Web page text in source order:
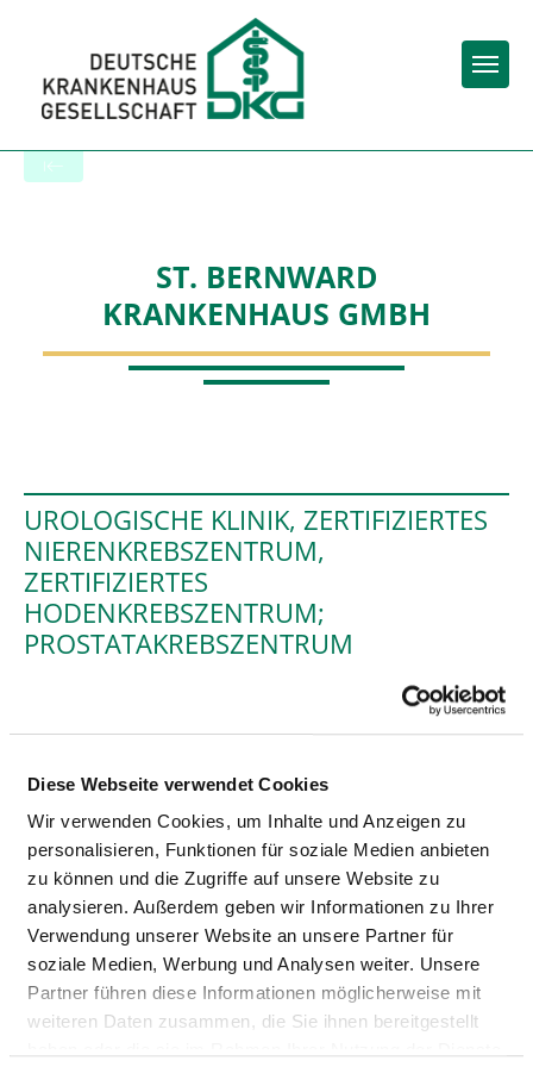
Diese Webseite verwendet Cookies
Wir verwenden Cookies, um Inhalte und Anzeigen zu
personalisieren, Funktionen für soziale Medien anbieten
zu können und die Zugriffe auf unsere Website zu
analysieren. Außerdem geben wir Informationen zu Ihrer
Verwendung unserer Website an unsere Partner für
soziale Medien, Werbung und Analysen weiter. Unsere
Partner führen diese Informationen möglicherweise mit
weiteren Daten zusammen, die Sie ihnen bereitgestellt
ST. BERNWARD
KRANKENHAUS GMBH
UROLOGISCHE KLINIK, ZERTIFIZIERTES
NIERENKREBSZENTRUM,
ZERTIFIZIERTES
HODENKREBSZENTRUM;
PROSTATAKREBSZENTRUM
MEDIZINISCHES LEISTUNGSANGEBOT (LT.
Diagnostik und Therapie von
Tumoren des Harnsystems
VU00
Diagnostik und Therapie von
tubulointerstitiellen
Nierenkrankheiten
VU01
Diagnostik und Therapie von
VU02